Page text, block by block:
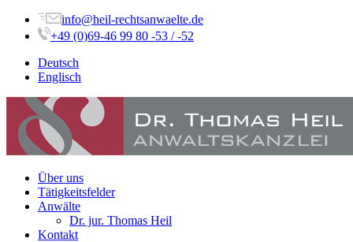
info@heil-rechtsanwaelte.de
+49 (0)69-46 99 80 -53 / -52
Deutsch
Englisch
Über uns
Tätigkeitsfelder
Anwälte
Dr. jur. Thomas Heil
Kontakt